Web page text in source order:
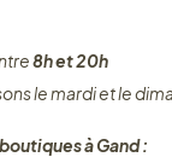
8h et 20h
le mardi et le
à Gand :